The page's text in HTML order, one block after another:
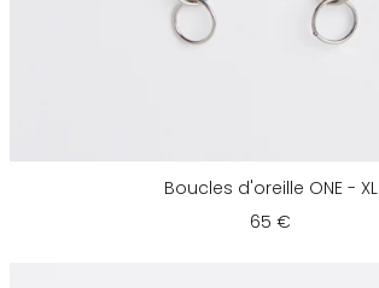
Boucles d'oreille ONE - XL
65 €